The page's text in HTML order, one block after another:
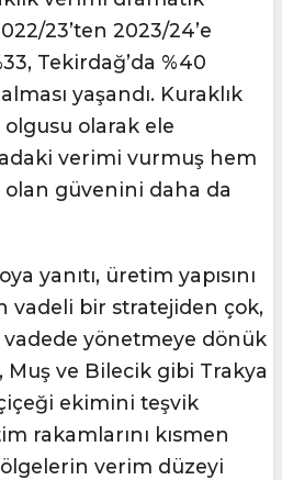
23’ten 2023/24’e
Tekirdağ’da %40
yaşandı. Kuraklık
olarak ele
verimi vurmuş hem
güvenini daha da
yanıtı, üretim yapısını
vadeli bir stratejiden çok,
vadede yönetmeye dönük
ve Bilecik gibi Trakya
ekimini teşvik
rakamlarını kısmen
verim düzeyi